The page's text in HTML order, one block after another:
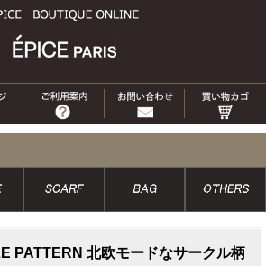
PATTERN 北欧モードなサークル柄